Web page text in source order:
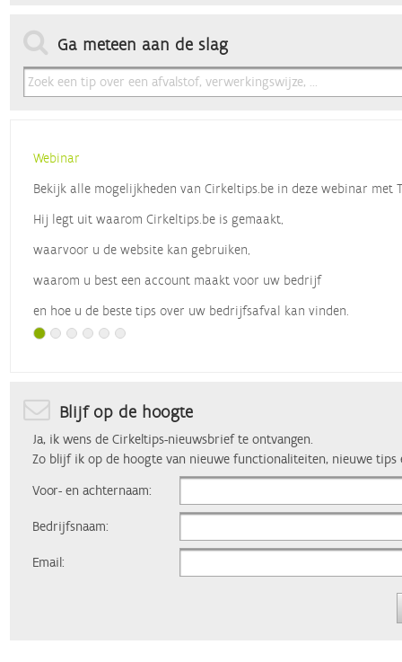
Ga meteen aan de slag
Webinar
Bekijk alle mogelijkheden van Cirkeltips.be in deze webinar met
Hij legt uit waarom Cirkeltips.be is gemaakt,
waarvoor u de website kan gebruiken,
waarom u best een account maakt voor uw bedrijf
en hoe u de beste tips over uw bedrijfsafval kan vinden.
Blijf op de hoogte
Ja, ik wens de Cirkeltips-nieuwsbrief te ontvangen.
Zo blijf ik op de hoogte van nieuwe functionaliteiten, nieuwe tips
Voor- en achternaam:
Bedrijfsnaam:
Email: